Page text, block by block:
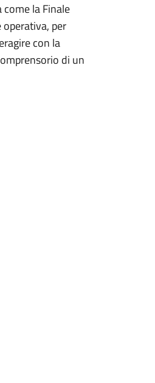
la Finale
per
con la
di un